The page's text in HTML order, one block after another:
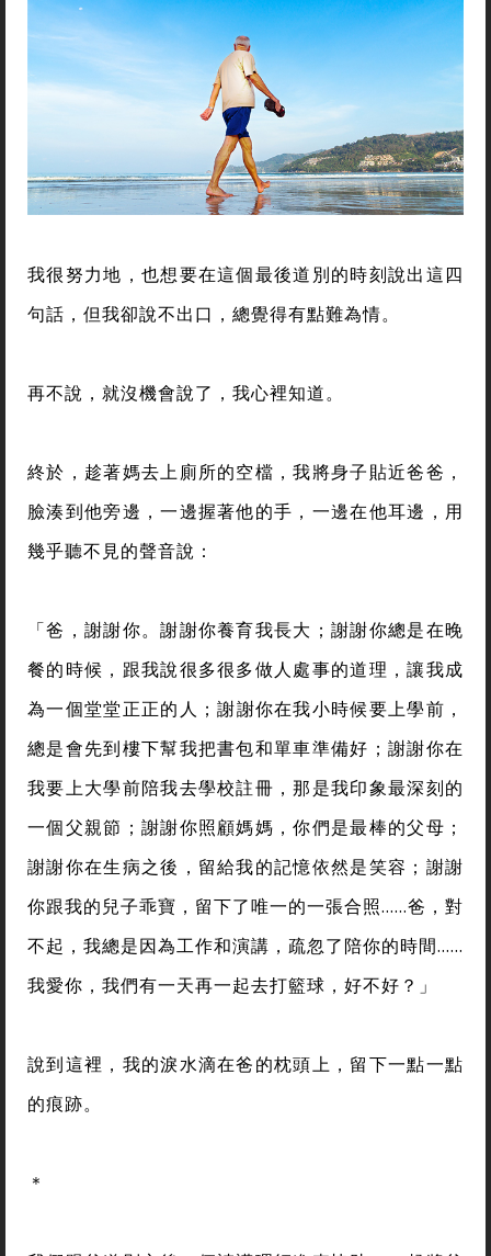
我很努力地，也想要在這個最後道別的時刻說出這四
句話，但我卻說不出口，總覺得有點難為情。
再不說，就沒機會說了，我心裡知道。
終於，趁著媽去上廁所的空檔，我將身子貼近爸爸，
臉湊到他旁邊，一邊握著他的手，一邊在他耳邊，用
幾乎聽不見的聲音說：
「爸，謝謝你。謝謝你養育我長大；謝謝你總是在晚
餐的時候，跟我說很多很多做人處事的道理，讓我成
為一個堂堂正正的人；謝謝你在我小時候要上學前，
總是會先到樓下幫我把書包和單車準備好；謝謝你在
我要上大學前陪我去學校註冊，那是我印象最深刻的
一個父親節；謝謝你照顧媽媽，你們是最棒的父母；
謝謝你在生病之後，留給我的記憶依然是笑容；謝謝
你跟我的兒子乖寶，留下了唯一的一張合照……爸，對
不起，我總是因為工作和演講，疏忽了陪你的時間……
我愛你，我們有一天再一起去打籃球，好不好？」
說到這裡，我的淚水滴在爸的枕頭上，留下一點一點
的痕跡。
＊